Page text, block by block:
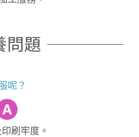
問題
呢？
刷牢度。